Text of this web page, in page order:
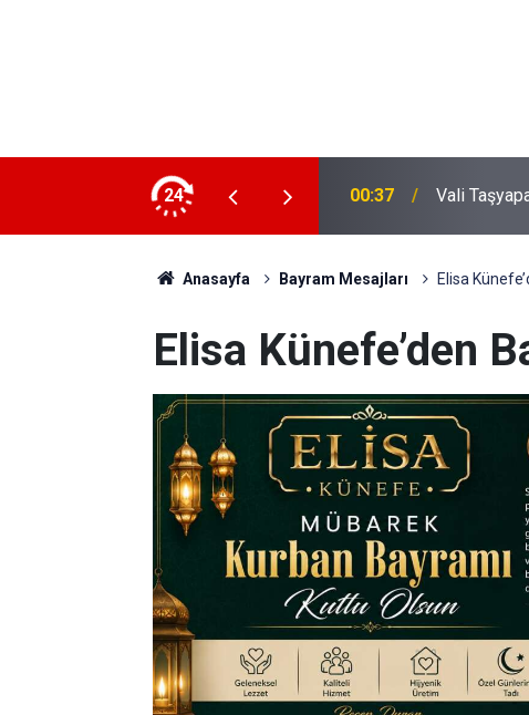
24 00:37 Vali
Anasayfa Bayram Mesajları Elisa
Elisa Künefe’den